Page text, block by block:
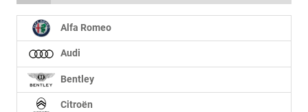
Alfa Romeo
Audi
Bentley
Citroën